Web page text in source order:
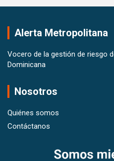
Alerta Metropolitana
Vocero de la gestión de riesgo
Dominicana
Nosotros
Quiénes somos
Contáctanos